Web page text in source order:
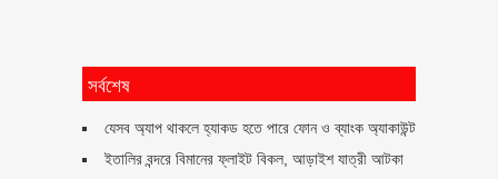
সর্বশেষ
যেসব অ্যাপ থাকলে হ্যাকড হতে পারে ফোন ও ব্যাংক অ্যাকাউন্ট
ইতালির বন্দরে বিমানের ফ্লাইট বিকল, আড়াইশ যাত্রী আটকা